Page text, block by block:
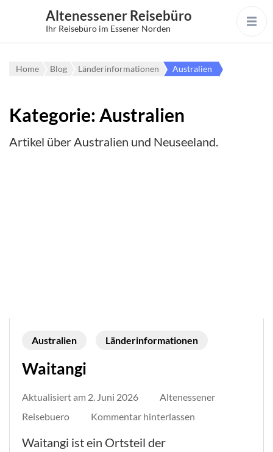
Altenessener Reisebüro
Ihr Reisebüro im Essener Norden
Home Blog Länderinformationen Australien
Kategorie: Australien
Artikel über Australien und Neuseeland.
Australien Länderinformationen
Waitangi
Aktualisiert am 2. Juni 2026
Altenessener
Reisebuero
Kommentar hinterlassen
Waitangi ist ein Ortsteil der